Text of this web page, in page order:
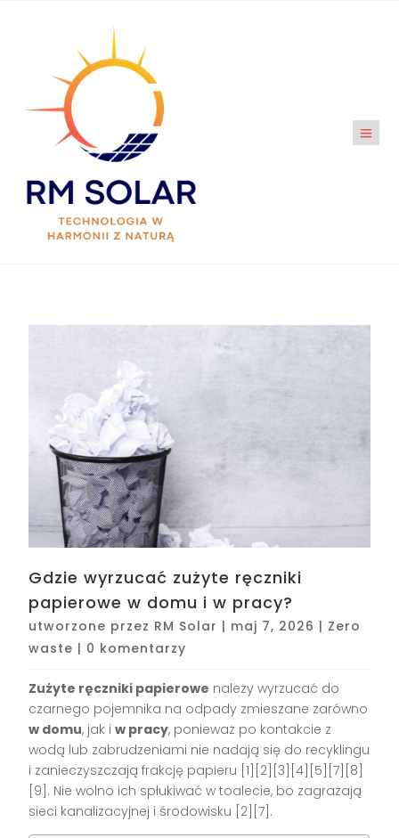
Gdzie wyrzucać zużyte ręczniki
papierowe w domu i w pracy?
utworzone przez RM Solar | maj 7, 2026 | Zero
waste | 0 komentarzy
Zużyte ręczniki papierowe należy wyrzucać do
czarnego pojemnika na odpady zmieszane zarówno
w domu, jak iw pracy, ponieważ po kontakcie z
wodą lub zabrudzeniami nie nadają się do recyklingu
i zanieczyszczają frakcję papieru [1][2][3][4][5][7][8]
[9]. Nie wolno ich spłukiwać w toalecie, bo zagrażają
sieci kanalizacyjnej i środowisku [2][7].